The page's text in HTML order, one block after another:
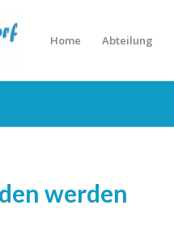
Home Abteilung
werden